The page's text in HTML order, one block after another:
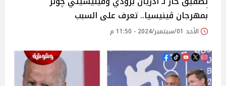
بمهرجان ڤينيسيا.. تعرف على السبب
الأحد 01/سبتمبر/2024 - 11:50 م